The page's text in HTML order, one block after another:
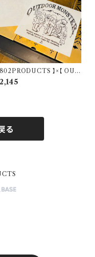
802PRODUCTS 】×【 OUT
】802KO
カッティングステッカー ア
る